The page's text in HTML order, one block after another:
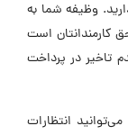
وظیفه شما به
کارمندانتان است
تاخیر در پرداخت
انتظارات